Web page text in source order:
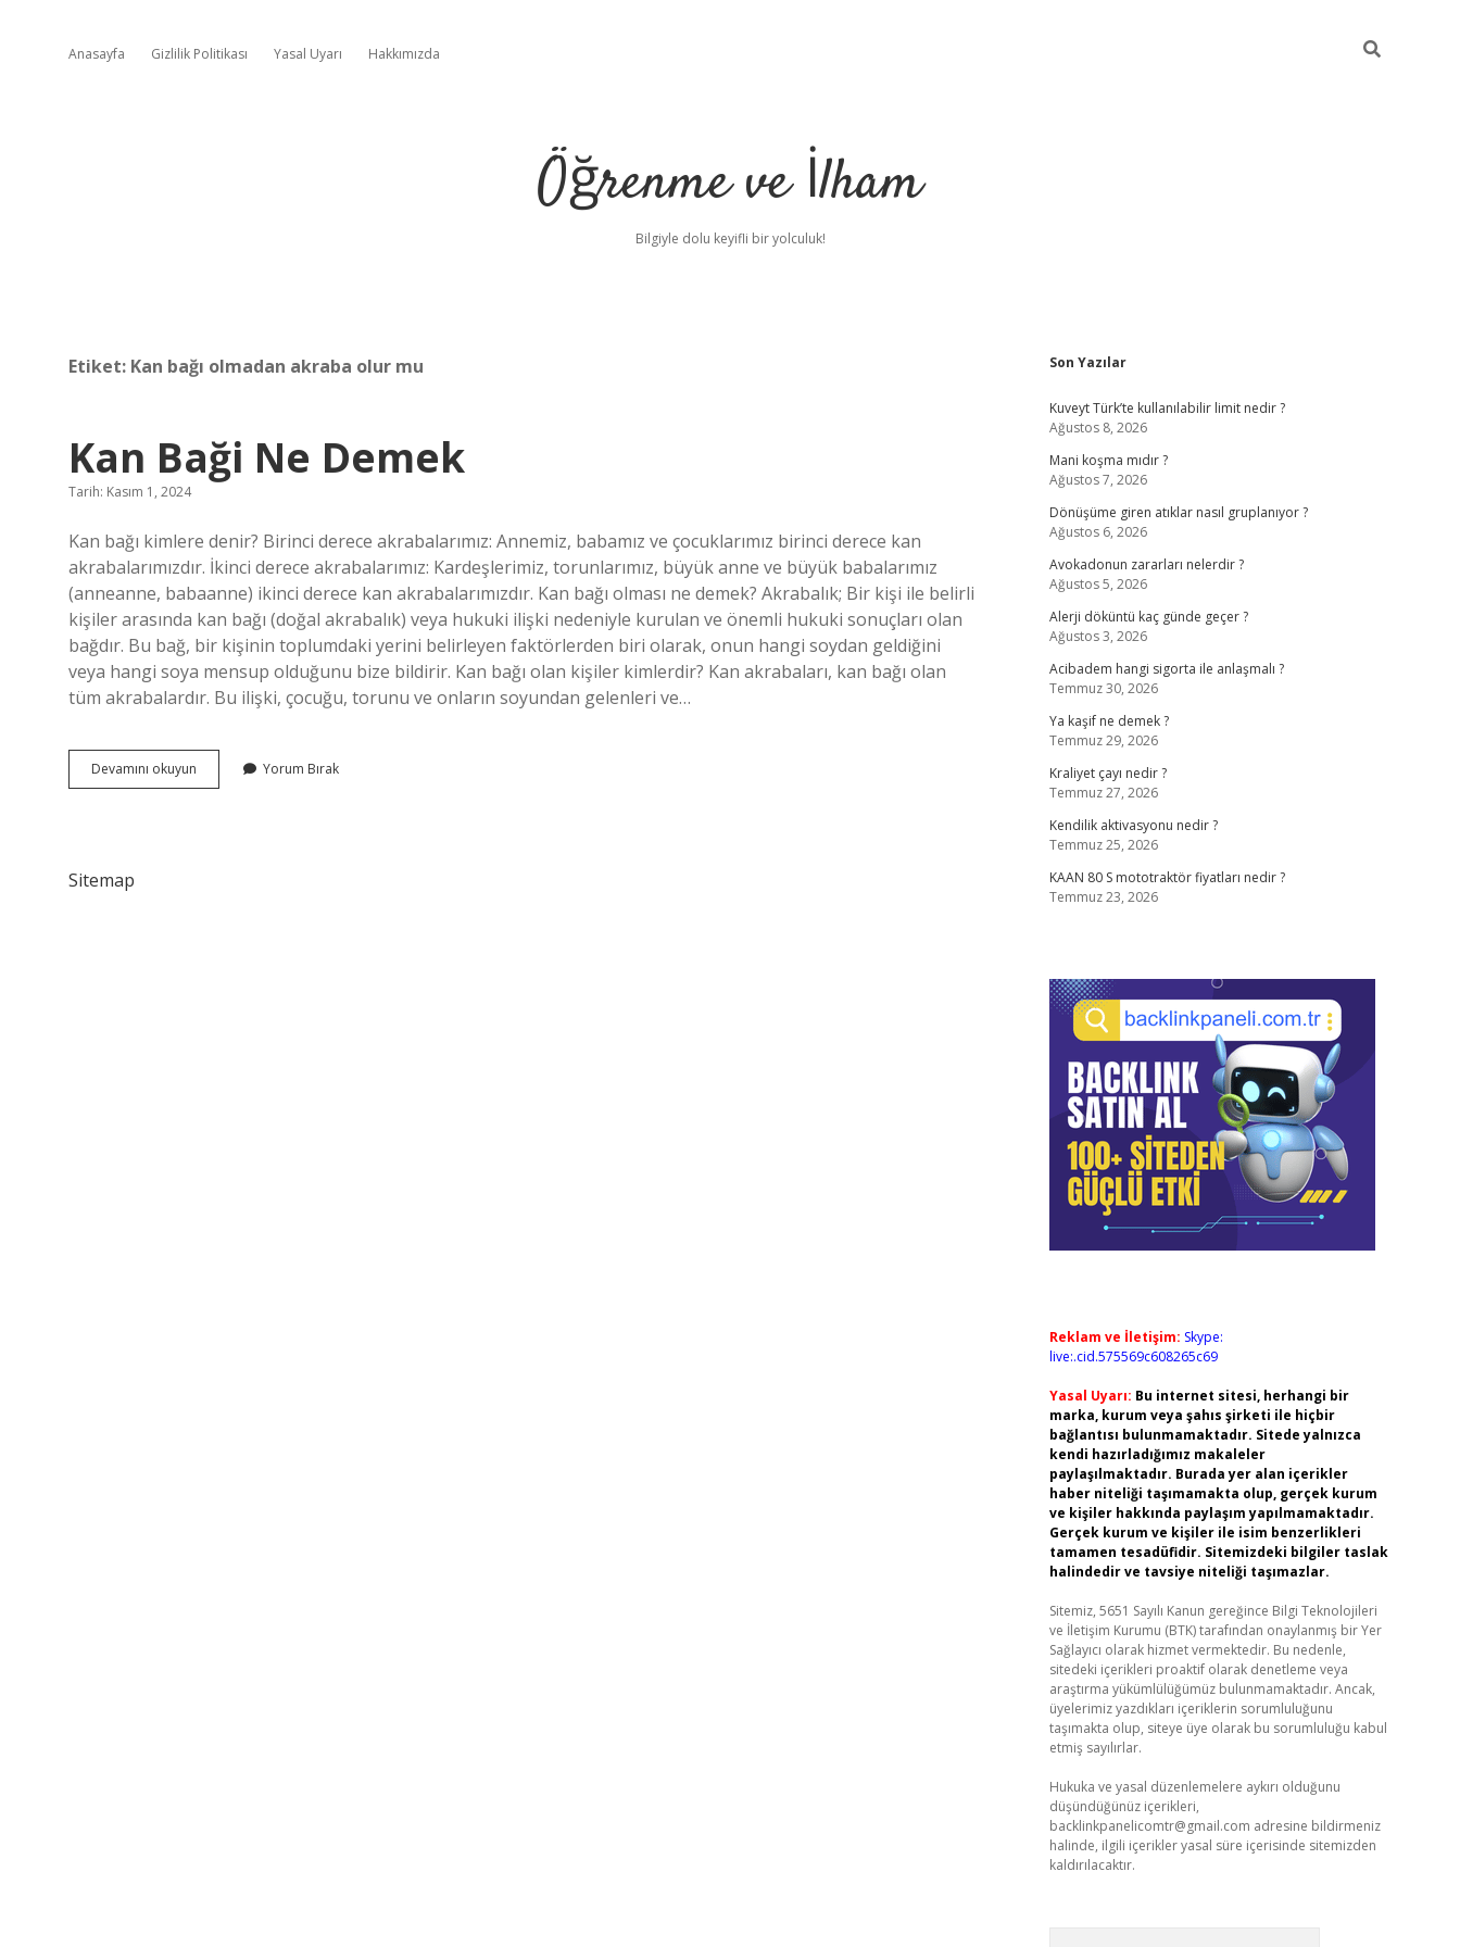
Anasayfa Gizlilik Politikası Yasal Uyarı Hakkımızda
Öğrenme ve İlham
Bilgiyle dolu keyifli bir yolculuk!
Etiket: Kan bağı olmadan akraba olur mu
Kan Baği Ne Demek
Tarih: Kasım 1, 2024
Kan bağı kimlere denir? Birinci derece akrabalarımız: Annemiz, babamız ve çocuklarımız birinci derece kan
akrabalarımızdır. İkinci derece akrabalarımız: Kardeşlerimiz, torunlarımız, büyük anne ve büyük babalarımız
(anneanne, babaanne) ikinci derece kan akrabalarımızdır. Kan bağı olması ne demek? Akrabalık; Bir kişi ile belirli
kişiler arasında kan bağı (doğal akrabalık) veya hukuki ilişki nedeniyle kurulan ve önemli hukuki sonuçları olan
bağdır. Bu bağ, bir kişinin toplumdaki yerini belirleyen faktörlerden biri olarak, onun hangi soydan geldiğini
veya hangi soya mensup olduğunu bize bildirir. Kan bağı olan kişiler kimlerdir? Kan akrabaları, kan bağı olan
tüm akrabalardır. Bu ilişki, çocuğu, torunu ve onların soyundan gelenleri ve…
Devamını okuyun
Baği
Yorum Bırak
Sitemap
Sidebar
Son Yazılar
Kuveyt Türk’te kullanılabilir limit nedir ?
Ağustos 8, 2026
Mani koşma mıdır ?
Ağustos 7, 2026
Dönüşüme giren atıklar nasıl gruplanıyor ?
Ağustos 6, 2026
Avokadonun zararları nelerdir ?
Ağustos 5, 2026
Alerji döküntü kaç günde geçer ?
Ağustos 3, 2026
Acibadem hangi sigorta ile anlaşmalı ?
Temmuz 30, 2026
Ya kaşif ne demek ?
Temmuz 29, 2026
Kraliyet çayı nedir ?
Temmuz 27, 2026
Kendilik aktivasyonu nedir ?
Temmuz 25, 2026
KAAN 80 S mototraktör fiyatları nedir ?
Temmuz 23, 2026
Reklam ve İletişim: Skype:
live:.cid.575569c608265c69
Yasal Uyarı: Bu internet sitesi, herhangi bir
marka, kurum veya şahıs şirketi ile hiçbir
bağlantısı bulunmamaktadır. Sitede yalnızca
kendi hazırladığımız makaleler
paylaşılmaktadır. Burada yer alan içerikler
haber niteliği taşımamakta olup, gerçek kurum
ve kişiler hakkında paylaşım yapılmamaktadır.
Gerçek kurum ve kişiler ile isim benzerlikleri
tamamen tesadüfidir. Sitemizdeki bilgiler taslak
halindedir ve tavsiye niteliği taşımazlar.
Sitemiz, 5651 Sayılı Kanun gereğince Bilgi Teknolojileri
ve İletişim Kurumu (BTK) tarafından onaylanmış bir Yer
Sağlayıcı olarak hizmet vermektedir. Bu nedenle,
sitedeki içerikleri proaktif olarak denetleme veya
araştırma yükümlülüğümüz bulunmamaktadır. Ancak,
üyelerimiz yazdıkları içeriklerin sorumluluğunu
taşımakta olup, siteye üye olarak bu sorumluluğu kabul
etmiş sayılırlar.
Hukuka ve yasal düzenlemelere aykırı olduğunu
düşündüğünüz içerikleri,
backlinkpanelicomtr@gmail.com adresine bildirmeniz
halinde, ilgili içerikler yasal süre içerisinde sitemizden
kaldırılacaktır.